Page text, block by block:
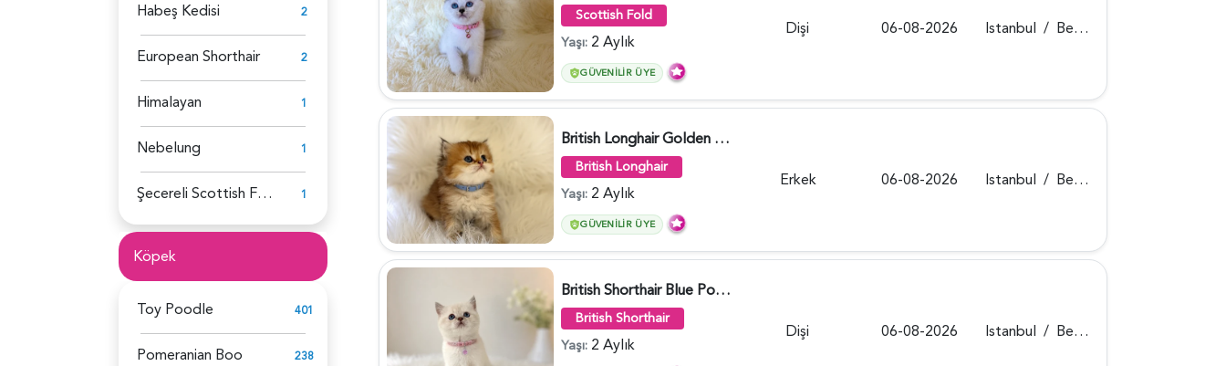
Habeş Kedisi 2
European Shorthair 2
Himalayan 1
Nebelung 1
Şecereli Scottish Fold 1
Köpek
Toy Poodle 401
Pomeranian Boo 238
Scottish Fold
Yaşı: 2 Aylık
GÜVENILIR ÜYE
Dişi 06-08-2026 Istanbul / Beykoz
British Longhair Golden Erkek Yavrumuz - 5910
British Longhair
Yaşı: 2 Aylık
GÜVENILIR ÜYE
Erkek 06-08-2026 Istanbul / Beykoz
British Shorthair Blue Point Kızımız 2 Aylık - 5149
British Shorthair
Yaşı: 2 Aylık
Dişi 06-08-2026 Istanbul / Beykoz